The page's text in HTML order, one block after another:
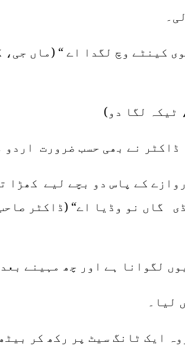
کینٹے وچ لگدا اے “ (ماں
ٹیکہ لگا دو)
نے بھی حسب ضرورت اردو
کے پاس دو بچے لیے کھڑا
گاں نو وڈیا اے“ (ڈاکٹر
لگوانا ہے اور چھ مہینے
لیا۔
ایک ٹانگ سیٹ پر رکھ کر